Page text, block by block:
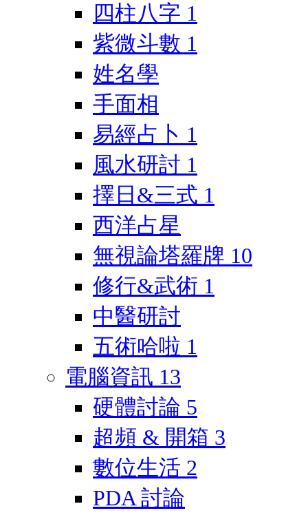
四柱八字 1
紫微斗數 1
姓名學
手面相
易經占卜 1
風水研討 1
擇日&三式 1
西洋占星
無視論塔羅牌 10
修行&武術 1
中醫研討
五術哈啦 1
電腦資訊 13
硬體討論 5
超頻 & 開箱 3
數位生活 2
PDA 討論